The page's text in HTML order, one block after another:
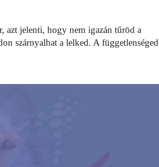
azt jelenti, hogy nem igazán tűröd a
szárnyalhat a lelked. A függetlenséged